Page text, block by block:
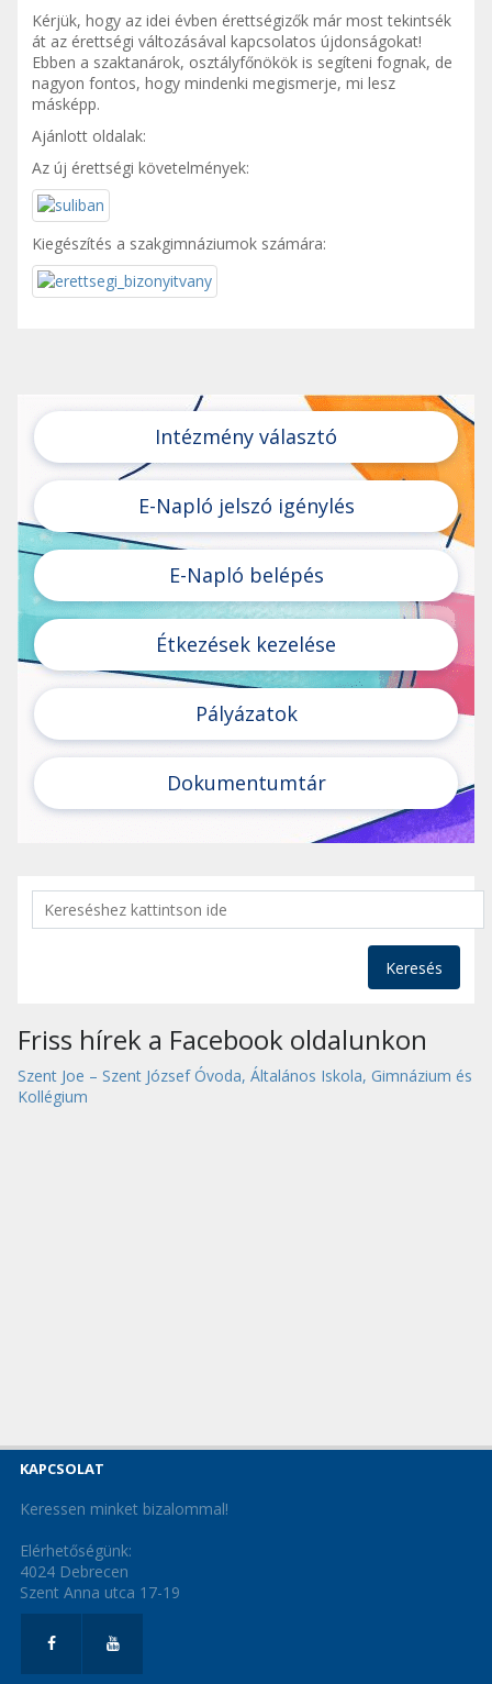
Kérjük, hogy az idei évben érettségizők már most tekintsék
át az érettségi változásával kapcsolatos újdonságokat!
Ebben a szaktanárok, osztályfőnökök is segíteni fognak, de
nagyon fontos, hogy mindenki megismerje, mi lesz
másképp.
Ajánlott oldalak:
Az új érettségi követelmények:
Kiegészítés a szakgimnáziumok számára:
Intézmény választó
E-Napló jelszó igénylés
E-Napló belépés
Étkezések kezelése
Pályázatok
Dokumentumtár
Keresés
Friss hírek a Facebook oldalunkon
Szent Joe – Szent József Óvoda, Általános Iskola, Gimnázium és
Kollégium
KAPCSOLAT
Keressen minket bizalommal!
Elérhetőségünk:
4024 Debrecen
Szent Anna utca 17-19